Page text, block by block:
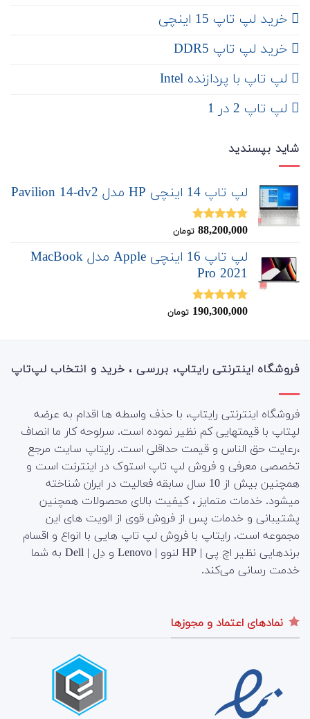
‌‌ خرید لپ تاپ 15 اینچی
خرید لپ تاپ DDR5
لپ تاپ با پردازنده Intel
لپ تاپ 2 در 1
شاید بپسندید
لپ تاپ 14 اینچی HP مدل Pavilion 14-dv2
نمره5.00
88,200,000 تومان
لپ تاپ 16 اینچی Apple مدل MacBook
Pro 2021
نمره5.00
190,300,000 تومان
فروشگاه اینترنتی رایتاپ، بررسی ، خرید و انتخاب لپ‌تاپ
فروشگاه اینترنتی رایتاپ، با حذف واسطه ها اقدام به عرضه
لپتاپ با قیمتهایی کم نظیر نموده است. سرلوحه کار ما انصاف
،رعایت حق الناس و قیمت حداقلی است. رایتاپ سایت مرجع
تخصصی معرفی و فروش لپ تاپ استوک در اینترنت است و
همچنین بیش از 10 سال سابقه فعالیت در ایران شناخته
میشود. خدمات متمایز ، کیفیت بالای محصولات همچنین
پشتیبانی و خدمات پس از فروش قوی از الویت های این
مجموعه است. رایتاپ با فروش لپ تاپ هایی با انواع و اقسام
برندهایی نظیر اچ پی | HP لنوو | Lenovo و دِل | Dell به شما
خدمت رسانی می‌کند.
نمادهای اعتماد و مجوزها